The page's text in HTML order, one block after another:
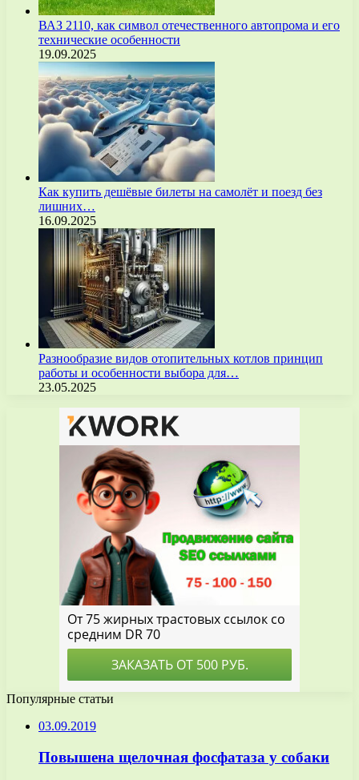
ВАЗ 2110, как символ отечественного автопрома и его
технические особенности
19.09.2025
Как купить дешёвые билеты на самолёт и поезд без
лишних…
16.09.2025
Разнообразие видов отопительных котлов принцип
работы и особенности выбора для…
23.05.2025
Популярные статьи
03.09.2019
Повышена щелочная фосфатаза у собаки